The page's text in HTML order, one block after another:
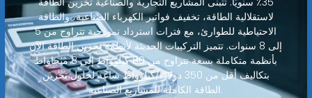
لاستقلالية الطاقة، تخفيف فواتير الكهرباء الصناعية، والطاقة
الاحتياطية للطوارئ، مع فترات استرداد نموذجية تتراوح من 5
إلى 8 سنوات. تتميز التركيبات الحديثة لأنظمة تخزين الطاقة الآن
بأنظمة متكاملة بسعة تتراوح من 80 كيلوواط إلى 8 ميجاواط
بتكاليف أقل من 350 دولارًا/كيلوواط ساعة لحلول تخزين
الطاقة الكاملة للمشاريع الصناعية.